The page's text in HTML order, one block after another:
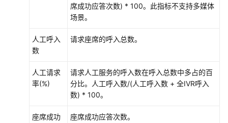
入
报
席成功应答次数) * 100。此指标不支持多媒体
场景。
人工呼入
数
请求座席的呼入总数。
人工请求
率(%)
请求人工服务的呼入数在呼入总数中多占的百
分比。人工呼入数/(人工呼入数 + 全IVR呼入
数) * 100。
座席成功
座席成功应答次数。